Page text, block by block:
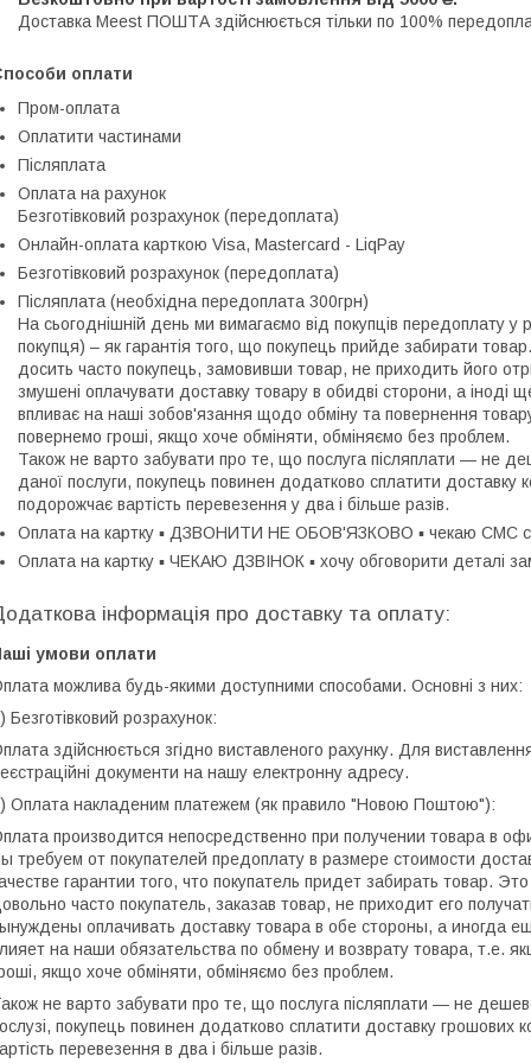
Доставка Meest ПОШТА здійснюється тільки по 100%
оплати
Пром-оплата
Оплатити частинами
Післяплата
Оплата на рахунок
Безготівковий розрахунок (передоплата)
Онлайн-оплата карткою Visa, Mastercard - LiqPay
Безготівковий розрахунок (передоплата)
Післяплата (необхідна передоплата 300грн)
На сьогоднішній день ми вимагаємо від покупців передоплату у
покупця) – як гарантія того, що покупець прийде забирати
досить часто покупець, замовивши товар, не приходить його
змушені оплачувати доставку товару в обидві сторони, а іноді
впливає на наші зобов'язання щодо обміну та повернення
повернемо гроші, якщо хоче обміняти, обміняємо без проблем.
Також не варто забувати про те, що послуга післяплати ― не
даної послуги, покупець повинен додатково сплатити доставку
подорожчає вартість перевезення у два і більше разів.
Оплата на картку ▪ ДЗВОНИТИ НЕ ОБОВ'ЯЗКОВО ▪ чекаю СМС с
Оплата на картку ▪ ЧЕКАЮ ДЗВІНОК ▪ хочу обговорити деталі
умови оплати
можлива будь-якими доступними способами. Основні з них:
Безготівковий розрахунок:
здійснюється згідно виставленого рахунку. Для
документи на нашу електронну адресу.
Оплата накладеним платежем (як правило "Новою Поштою"):
производится непосредственно при получении товара в
требуем от покупателей предоплату в размере стоимости
гарантии того, что покупатель придет забирать товар.
часто покупатель, заказав товар, не приходит его
оплачивать доставку товара в обе стороны, а иногда
на наши обязательства по обмену и возврату товара, т.е.
якщо хоче обміняти, обміняємо без проблем.
не варто забувати про те, що послуга післяплати ― не
покупець повинен додатково сплатити доставку грошових
перевезення в два і більше разів.